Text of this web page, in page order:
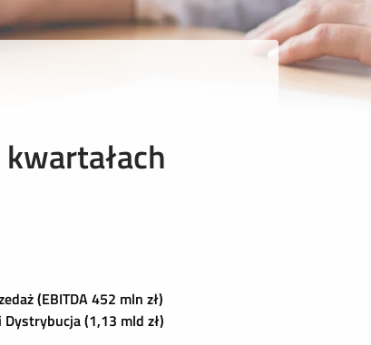
(EBITDA 452 mln zł)
(1,13 mld zł)